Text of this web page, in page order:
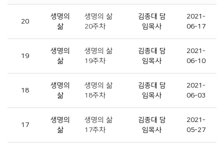
20
생명의
삶
생명의 삶
20주차
김종대 담
임목사
2021-
06-17
19
생명의
삶
생명의 삶
19주차
김종대 담
임목사
2021-
06-10
18
생명의
삶
생명의 삶
18주차
김종대 담
임목사
2021-
06-03
17
생명의
삶
생명의 삶
17주차
김종대 담
임목사
2021-
05-27